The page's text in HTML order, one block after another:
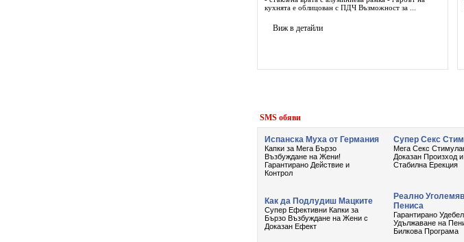
кухнята е облицован с ПДЧ Възможност за ...
Виж в детайли